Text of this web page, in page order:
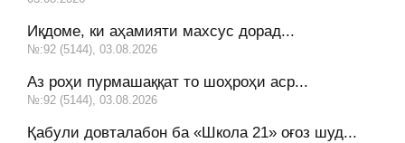
Иқдоме, ки аҳамияти махсус дорад...
№:92 (5144), 03.08.2026
Аз роҳи пурмашаққат то шоҳроҳи аср...
№:92 (5144), 03.08.2026
Қабули довталабон ба «Школа 21» оғоз шуд...